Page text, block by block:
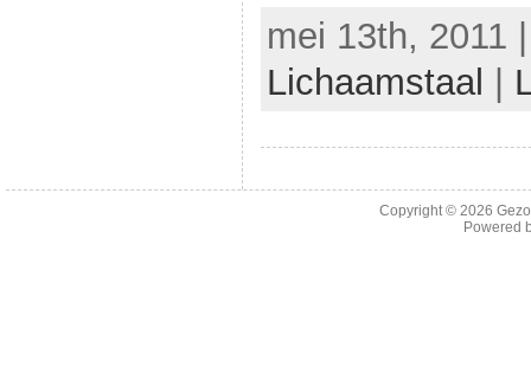
mei 13th, 2011
Lichaamstaal
Copyright © 2026
Powered